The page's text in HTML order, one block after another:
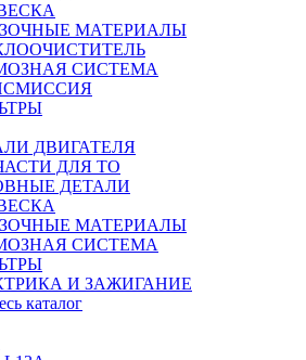
МАТЕРИАЛЫ
СИСТЕМА
ДВИГАТЕЛЯ
ДЛЯ ТО
ДЕТАЛИ
МАТЕРИАЛЫ
СИСТЕМА
И ЗАЖИГАНИЕ
каталог